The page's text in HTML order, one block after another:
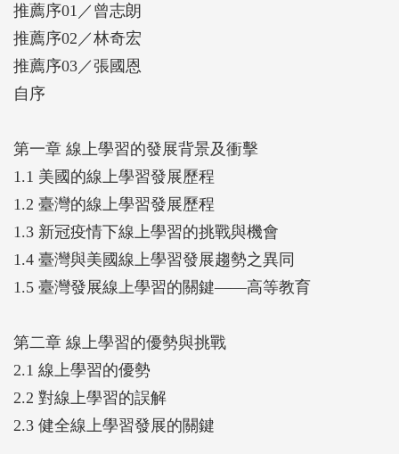
未來；從檢討政府法規、建議學校政策到指導課程經
營，牽涉的層面相當廣泛。——曾志朗／中研院院
士，曾任國立陽明大學校長、教育部部長
中，利用線上學習獨特的彈性優勢，方可能真正實現
讓學生各自擁有更適性化學習路徑的理想。——林奇
宏／國立陽明交通大學校長
新冠疫情過後，全球教師對線上學習的理解達到新的
境界，臺灣線上學習如何在現有的基礎上，再創下一
學校長，曾任國立臺灣師範大學校長
推薦序01／曾志朗
推薦序02／林奇宏
推薦序03／張國恩
自序
第一章 線上學習的發展背景及衝擊
1.1 美國的線上學習發展歷程
1.2 臺灣的線上學習發展歷程
1.3 新冠疫情下線上學習的挑戰與機會
1.4 臺灣與美國線上學習發展趨勢之異同
1.5 臺灣發展線上學習的關鍵——高等教育
第二章 線上學習的優勢與挑戰
2.1 線上學習的優勢
2.2 對線上學習的誤解
2.3 健全線上學習發展的關鍵